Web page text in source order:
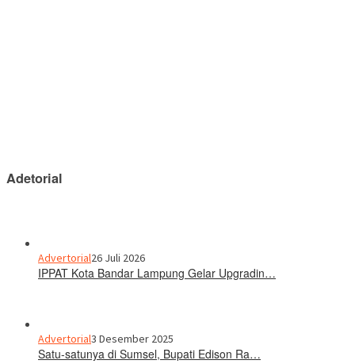
Adetorial
Advertorial26 Juli 2026
IPPAT Kota Bandar Lampung Gelar Upgradin…
Advertorial3 Desember 2025
Satu-satunya di Sumsel, Bupati Edison Ra…